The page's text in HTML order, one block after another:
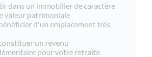
dans un immobilier de caractère
valeur patrimoniale
d'un emplacement très
un revenu
pour votre retraite